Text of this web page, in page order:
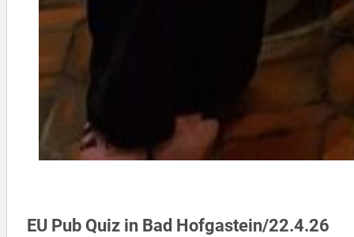
EU Pub Quiz in Bad Hofgastein/22.4.26